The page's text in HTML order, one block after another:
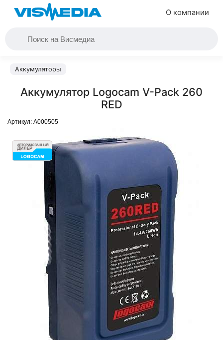
О компании
Аккумуляторы
Аккумулятор Logocam V-Pack 260
RED
Артикул: A000505